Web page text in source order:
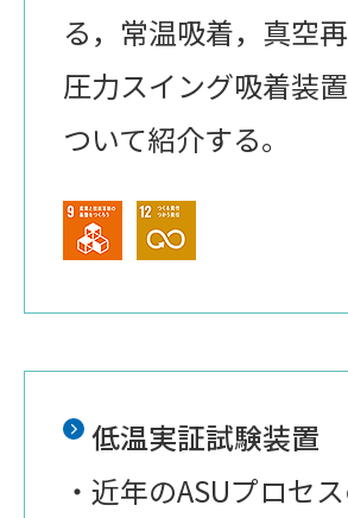
る，常温吸着，真空
圧力スイング吸着装
ついて紹介する。
低温実証試験装置
・近年のASUプロセ